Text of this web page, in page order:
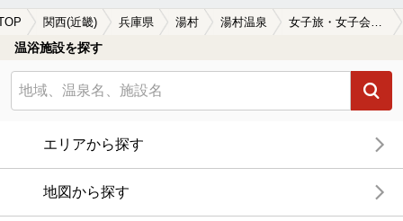
関西(近畿) 兵庫県 湯村 湯村温泉 女子旅・女子会におすすめの湯村温泉の温泉、日帰り温泉、スーパー銭湯おすすめ
温浴施設を探す
エリアから探す
地図から探す